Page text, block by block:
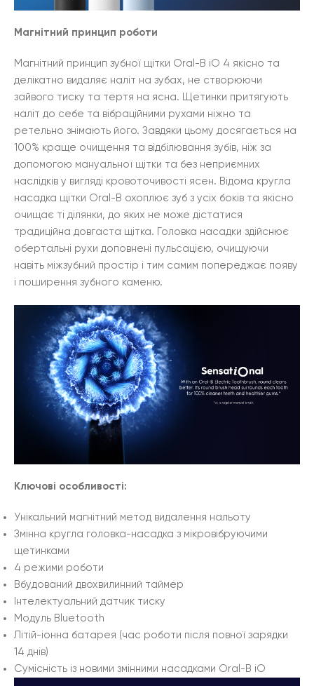
Магнітний принцип роботи
Магнітний принцип зубної щітки Oral-B iO 4 якісно та
делікатно видаляє наліт на зубах, не створюючи
зайвого тиску та тертя на ясна. Щетинки притягують
наліт до себе та вібраційними рухами ніжно та
ретельно знімають його. Завдяки цьому досягається на
100% краще очищення та відбілювання зубів, ніж за
допомогою мануальної щітки та без неприємних
наслідків у вигляді кровоточивості ясен. Відома кругла
насадка щітки Oral-B охоплює зуб з усіх боків та якісно
очищає ті ділянки, до яких не може дістатися
традиційна довгаста щітка. Головка насадки здійснює
обертальні рухи доповнені пульсацією, очищуючи
навіть міжзубний простір і тим самим попереджає появу
і поширення зубного каменю.
Ключові особливості:
Унікальний магнітний метод видалення нальоту
Змінна кругла головка-насадка з мікровібруючими
щетинками
4 режими роботи
Вбудований двохвилинний таймер
Інтелектуальний датчик тиску
Модуль Bluetooth
Літій-іонна батарея (час роботи після повної зарядки
14 днів)
Сумісність із новими змінними насадками Oral-B iO